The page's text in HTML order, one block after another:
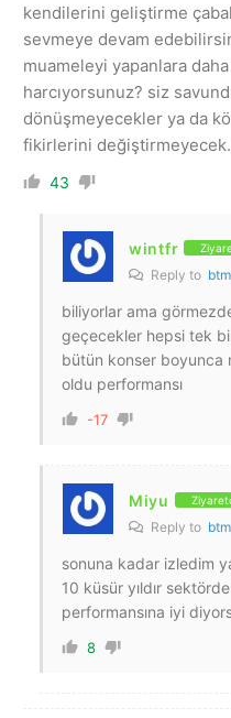
kendilerini geliştirme
sevmeye devam
muameleyi yapanlara
harcıyorsunuz? siz
dönüşmeyecekler ya da
fikirlerini
43
wintfr
Reply to
biliyorlar ama
geçecekler hepsi tek
bütün konser boyunca
oldu performansı
-17
Miyu
Reply to
sonuna kadar izledim
10 küsür yıldır
performansına iyi
8